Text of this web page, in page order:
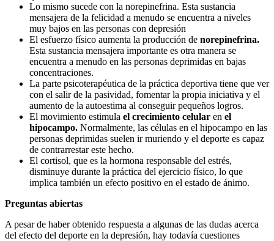
Lo mismo sucede con la norepinefrina. Esta sustancia
mensajera de la felicidad a menudo se encuentra a niveles
muy bajos en las personas con depresión
El esfuerzo físico aumenta la producción de norepinefrina.
Esta sustancia mensajera importante es otra manera se
encuentra a menudo en las personas deprimidas en bajas
concentraciones.
La parte psicoterapéutica de la práctica deportiva tiene que ver
con el salir de la pasividad, fomentar la propia iniciativa y el
aumento de la autoestima al conseguir pequeños logros.
El movimiento estimula el crecimiento celular en el
hipocampo. Normalmente, las células en el hipocampo en las
personas deprimidas suelen ir muriendo y el deporte es capaz
de contrarrestar este hecho.
El cortisol, que es la hormona responsable del estrés,
disminuye durante la práctica del ejercicio físico, lo que
implica también un efecto positivo en el estado de ánimo.
Preguntas abiertas
A pesar de haber obtenido respuesta a algunas de las dudas acerca
del efecto del deporte en la depresión, hay todavía cuestiones